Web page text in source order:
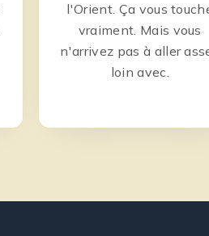
l'Orient. Ça vous
vraiment. Mais vous
n'arrivez pas à aller
loin avec.